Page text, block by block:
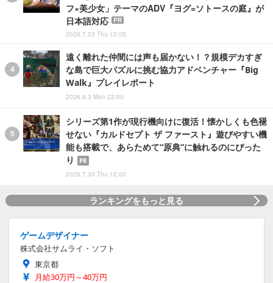
フ×美少女」テーマのADV『ヨグ=ソトースの庭』が
日本語対応
PR
2026.7.23 Thu 12:05
遠く離れた仲間には声も届かない！？規模デカすぎ
な島で巨大パズルに挑む協力アドベンチャー『Big
Walk』プレイレポート
2026.8.3 Mon 22:00
シリーズ第1作が現行機向けに復活！懐かしくも色褪
せない『カルドセプト ザ ファースト』遊びやすい機
能も搭載で、あらためて“原典”に触れるのにぴった
り
PR
2026.7.30 Thu 12:00
ランキングをもっと見る
ゲームデザイナー
株式会社サムライ・ソフト
東京都
月給30万円～40万円